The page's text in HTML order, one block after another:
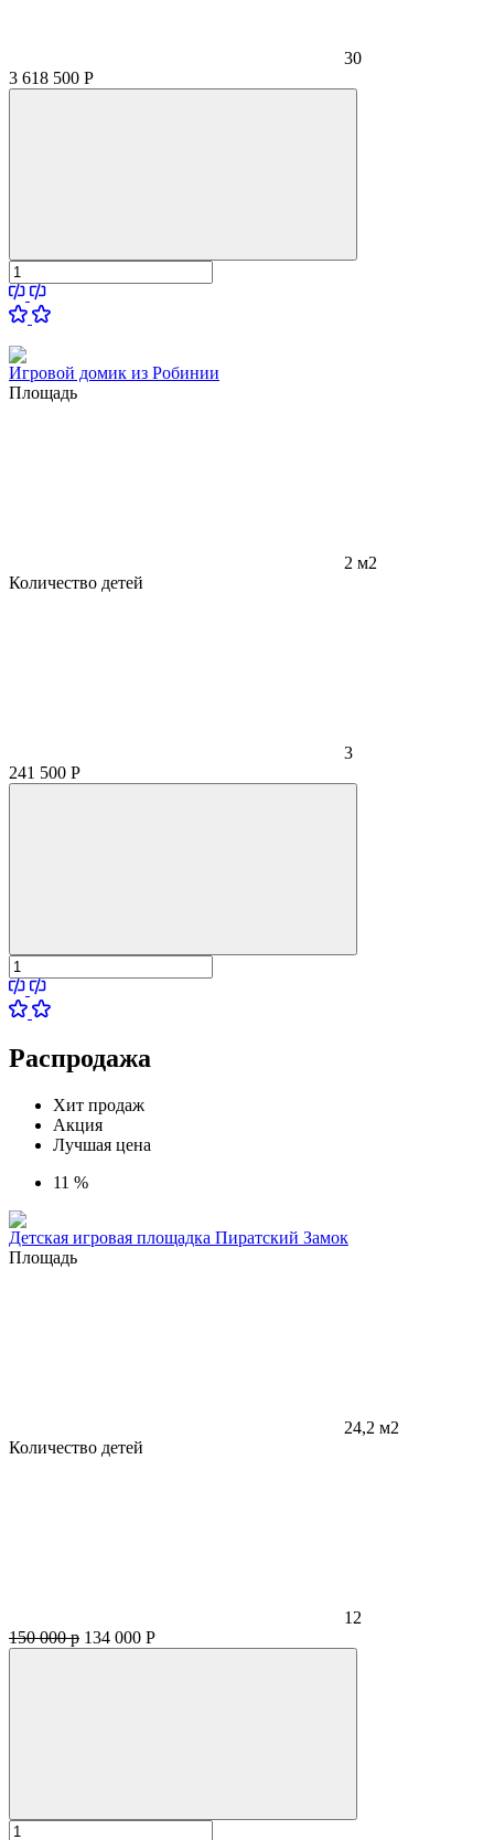
30
3 618 500 Р
Игровой домик из Робинии
Площадь
2 м2
Количество детей
3
241 500 Р
Распродажа
Хит продаж
Акция
Лучшая цена
11 %
Детская игровая площадка Пиратский Замок
Площадь
24,2 м2
Количество детей
12
150 000 р 134 000 Р